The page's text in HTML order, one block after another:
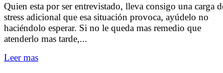
Quien esta por ser entrevistado, lleva consigo una carga
stress adicional que esa situación provoca, ayúdelo no
haciéndolo esperar. Si no le queda mas remedio que
atenderlo mas tarde,...
Leer mas